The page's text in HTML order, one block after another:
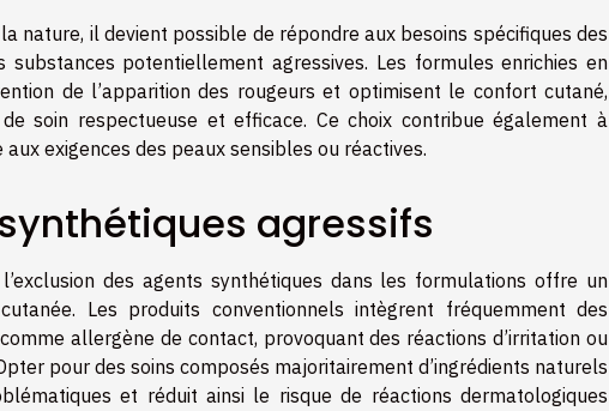
nature, il devient possible de répondre aux besoins spécifiques des
potentiellement agressives. Les formules enrichies en
de l’apparition des rougeurs et optimisent le confort cutané,
soin respectueuse et efficace. Ce choix contribue également à
exigences des peaux sensibles ou réactives.
agressifs
des agents synthétiques dans les formulations offre un
Les produits conventionnels intègrent fréquemment des
allergène de contact, provoquant des réactions d’irritation ou
pour des soins composés majoritairement d’ingrédients naturels
et réduit ainsi le risque de réactions dermatologiques